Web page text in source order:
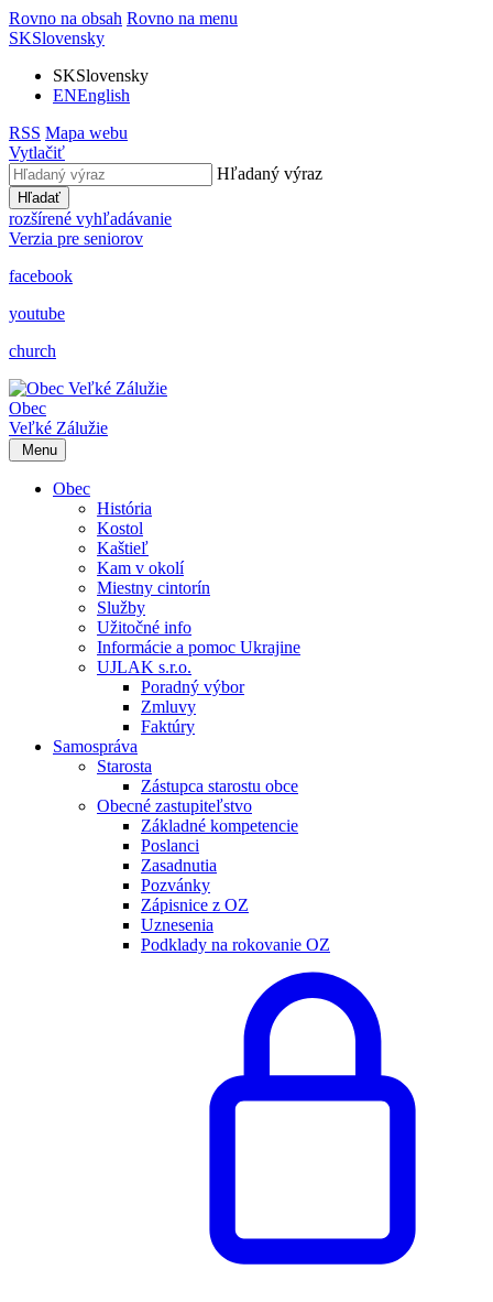
Rovno na obsah Rovno na menu
SKSlovensky
SKSlovensky
ENEnglish
RSS Mapa webu
Vytlačiť
Hľadaný výraz
Hľadať
rozšírené vyhľadávanie
Verzia pre seniorov
facebook
youtube
church
Obec
Veľké Zálužie
Menu
Obec
História
Kostol
Kaštieľ
Kam v okolí
Miestny cintorín
Služby
Užitočné info
Informácie a pomoc Ukrajine
UJLAK s.r.o.
Poradný výbor
Zmluvy
Faktúry
Samospráva
Starosta
Zástupca starostu obce
Obecné zastupiteľstvo
Základné kompetencie
Poslanci
Zasadnutia
Pozvánky
Zápisnice z OZ
Uznesenia
Podklady na rokovanie OZ